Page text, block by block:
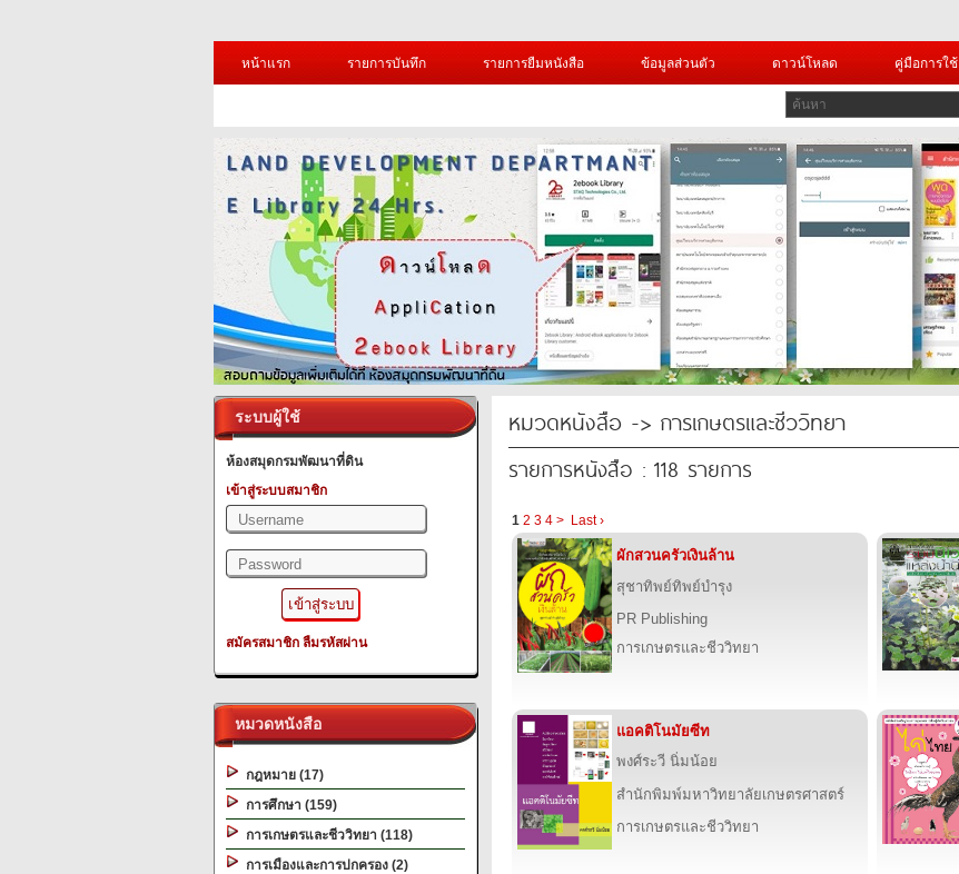
หน้าแรก
รายการบันทึก รายการยืมหนังสือ ข้อมูลส่วนตัว ดาวน์โหลด คู่มือการใช้
ระบบผู้ใช้
ห้องสมุดกรมพัฒนาที่ดิน
เข้าสู่ระบบสมาชิก
สมัครสมาชิก ลืมรหัสผ่าน
หมวดหนังสือ
กฎหมาย (17)
การศึกษา (159)
การเกษตรและชีววิทยา (118)
การเมืองและการปกครอง (2)
หมวดหนังสือ -> การเกษตรและชีววิทยา
รายการหนังสือ : 118 รายการ
1 2 3 4 > Last ›
ผักสวนครัวเงินล้าน
สุชาทิพย์ทิพย์บำรุง
PR Publishing
การเกษตรและชีววิทยา
แอคติโนมัยซีท
พงศ์ระวี นิ่มน้อย
สำนักพิมพ์มหาวิทยาลัยเกษตรศาสตร์
การเกษตรและชีววิทยา